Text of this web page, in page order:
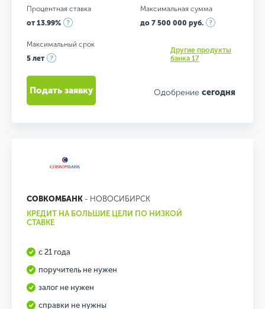
Процентная ставка
от 13.99%
Максимальная сумма
до 7 500 000 руб.
Максимальный срок
5 лет
Другие продукты
банка 17
Одобрение сегодня
Подать заявку
СОВКОМБАНК - НОВОСИБИРСК
КРЕДИТ НА БОЛЬШИЕ ЦЕЛИ ПО НИЗКОЙ
СТАВКЕ
с 21 года
поручитель не нужен
залог не нужен
справки не нужны